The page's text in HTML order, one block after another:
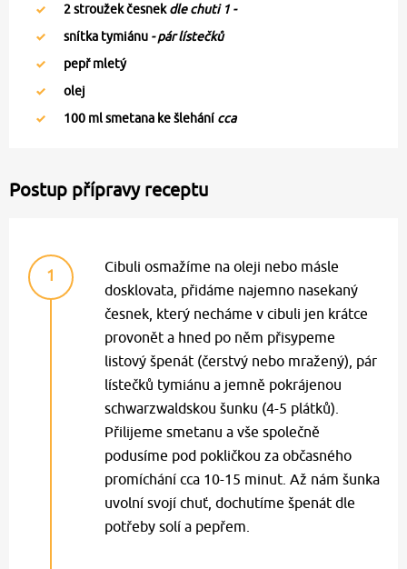
2stroužek česnekdle chuti 1 -
snítka tymiánu - pár lístečků
pepř mletý
olej
100 ml smetana ke šlehání cca
Postup přípravy receptu
1
Cibuli osmažíme na oleji nebo másle
dosklovata, přidáme najemno nasekaný
česnek, který necháme v cibuli jen krátce
provonět a hned po něm přisypeme
listový špenát (čerstvý nebo mražený), pár
lístečků tymiánu a jemně pokrájenou
schwarzwaldskou šunku (4-5 plátků).
Přilijeme smetanu a vše společně
podusíme pod pokličkou za občasného
promíchání cca 10-15 minut. Až nám šunka
uvolní svojí chuť, dochutíme špenát dle
potřeby solí a pepřem.